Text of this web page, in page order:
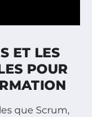
ET LES
POUR
que Scrum,